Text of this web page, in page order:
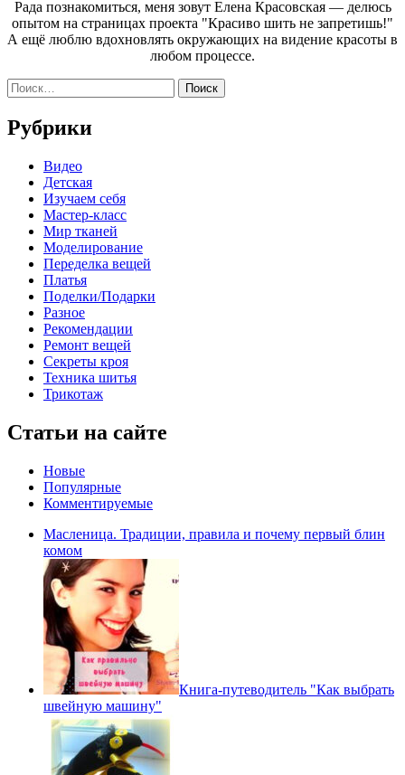
Рада познакомиться, меня зовут Елена Красовская — делюсь
опытом на страницах проекта "Красиво шить не запретишь!"
А ещё люблю вдохновлять окружающих на видение красоты в
любом процессе.
Найти:
Рубрики
Видео
Детская
Изучаем себя
Мастер-класс
Мир тканей
Моделирование
Переделка вещей
Платья
Поделки/Подарки
Разное
Рекомендации
Ремонт вещей
Секреты кроя
Техника шитья
Трикотаж
Статьи на сайте
Новые
Популярные
Комментируемые
Масленица. Традиции, правила и почему первый блин
комом
Книга-путеводитель "Как выбрать
швейную машину"